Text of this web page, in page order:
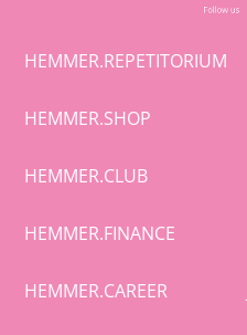
HEMMER.REPETITORIUM
HEMMER.SHOP
HEMMER.CLUB
HEMMER.FINANCE
HEMMER.CAREER